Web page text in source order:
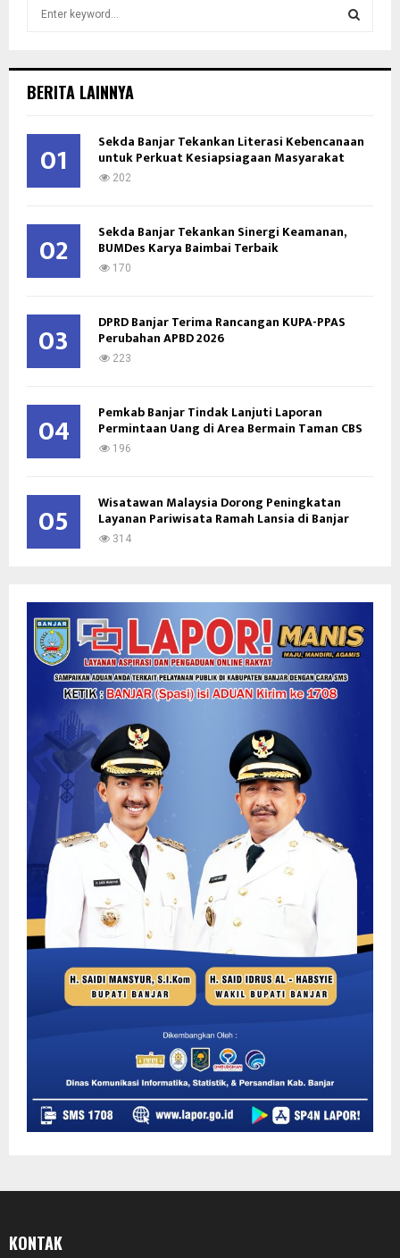
h
o
BERITA LAINNYA
01 Sekda Banjar Tekankan Literasi Kebencanaan
untuk Perkuat Kesiapsiagaan Masyarakat
202
02 Sekda Banjar Tekankan Sinergi Keamanan,
BUMDes Karya Baimbai Terbaik
170
03 DPRD Banjar Terima Rancangan KUPA-PPAS
Perubahan APBD 2026
223
04 Pemkab Banjar Tindak Lanjuti Laporan
Permintaan Uang di Area Bermain Taman CBS
196
05 Wisatawan Malaysia Dorong Peningkatan
Layanan Pariwisata Ramah Lansia di Banjar
314
KONTAK